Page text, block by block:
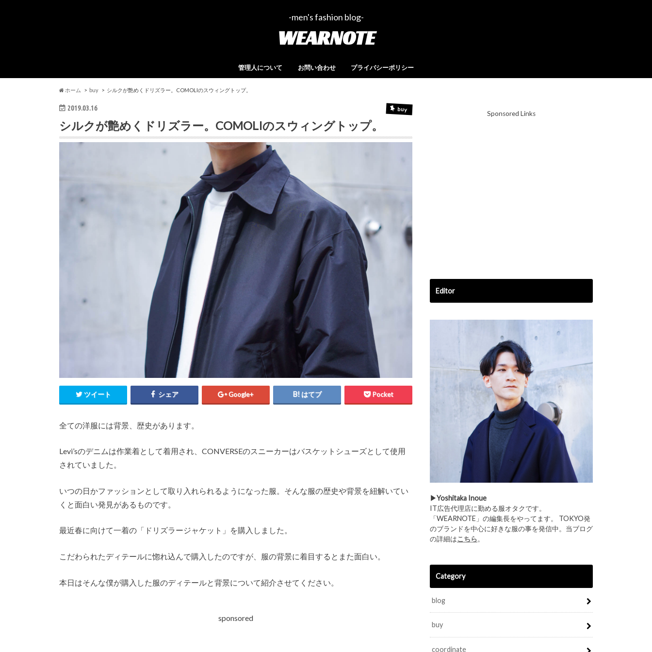
-men's fashion blog-
WEARNOTE
管理人について お問い合わせ プライバシーポリシー
ホーム buy シルクが艶めくドリズラー。COMOLIのスウィングトップ。
2019.03.16 buy
シルクが艶めくドリズラー。COMOLIのスウィングトップ。
ツイート シェア Google+ はてブ Pocket
全ての洋服には背景、歴史があります。
Levi’sのデニムは作業着として着用され、CONVERSEのスニーカーはバスケットシューズとして使用
されていました。
いつの日かファッションとして取り入れられるようになった服。そんな服の歴史や背景を紐解いてい
くと面白い発見があるものです。
最近春に向けて一着の「ドリズラージャケット」を購入しました。
こだわられたディテールに惚れ込んで購入したのですが、服の背景に着目するとまた面白い。
本日はそんな僕が購入した服のディテールと背景について紹介させてください。
sponsored
Sponsored Links
Editor
▶︎Yoshitaka Inoue
IT広告代理店に勤める服オタクです。
「WEARNOTE」の編集長をやってます。 TOKYO発
のブランドを中心に好きな服の事を発信中。当ブログ
の詳細はこちら。
Category
blog
buy
coordinate